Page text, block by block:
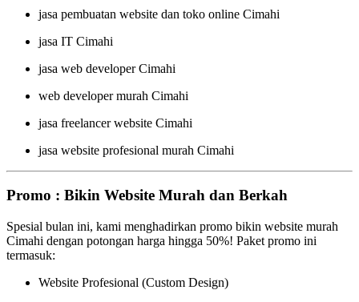
jasa pembuatan website dan toko online Cimahi
jasa IT Cimahi
jasa web developer Cimahi
web developer murah Cimahi
jasa freelancer website Cimahi
jasa website profesional murah Cimahi
Promo : Bikin Website Murah dan Berkah
Spesial bulan ini, kami menghadirkan promo bikin website murah
Cimahi dengan potongan harga hingga 50%! Paket promo ini
termasuk:
Website Profesional (Custom Design)